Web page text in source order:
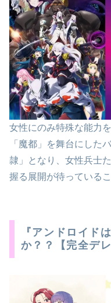
女性にのみ特殊な能力
「魔都」を舞台にした
隷」となり、女性兵士
握る展開が待っている
『アンドロイド
か？？【完全デ